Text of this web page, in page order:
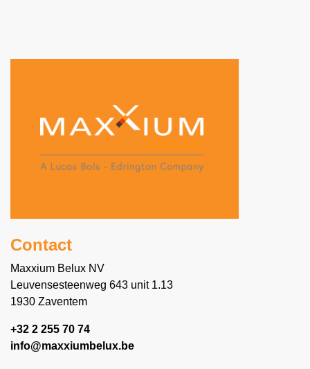
French Martini en de Raspberry Collins.
Contact
Maxxium Belux NV
Leuvensesteenweg 643 unit 1.13
1930 Zaventem
+32 2 255 70 74
info@maxxiumbelux.be